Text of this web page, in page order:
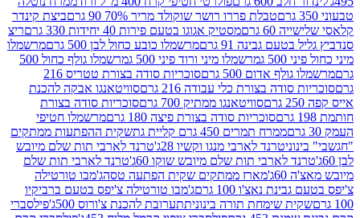
טבלת פררו רושר שוקולד מריר 70% 90 גרם
ביצת קינדר
60 גרם
מסטיק אגוגו בטעם פירות 40 יחידות 330 גרם
ריצ
גבינה 91 גרם
מרשמלו כובע כחול לבן 500 גרם
מרשמלו
ג
מרשמלו מיני ורוד פיני 500 ג
מרשמלו גולף כחול 500
אדום 500 גרם
סוכריות סודה בצורת טטריס 216
בצורת כלי עבודה 216 גרם
סוויטאנגו אבקה להכנת
סוויטאנגו ממתיק 700 גרם
סוכריות סודה בצורת
סוכריות סודה בצורת פיצה 180 גרם
מרשמלו חטיפי
ממרח תמרים 450 גרם קליית גת
שקית ההפתעות ממתקים
טרנד לארבי מנגו וקשיו 28ג'
טרנד לארבי תות שלם מיובש
לארבי תות שלם מיובש שוקו 60ג'
טרנד לארבי תות שלם
מארז ממתקים שקית הפתעה טסהג'מבו טורטילה
נאצ'ו 100 גרם
ג'מבו טורטילה צ'יפס בטעם ברביקיו
שימחת תורה בינוניתתערובת להכנת צ'ורוס 500ג'
פילסברי